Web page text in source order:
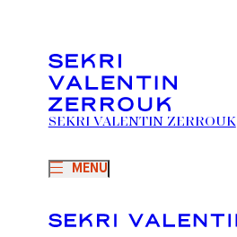
MENU
SEKRI VALENTIN ZERROUK